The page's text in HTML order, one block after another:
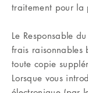
traitement pour la
Le Responsable
frais raisonnables
toute copie
Lorsque vous